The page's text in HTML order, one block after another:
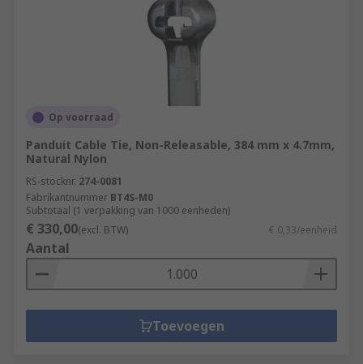
Op voorraad
Panduit Cable Tie, Non-Releasable, 384 mm x 4.7mm,
Natural Nylon
RS-stocknr. 274-0081
Fabrikantnummer BT4S-M0
Subtotaal (1 verpakking van 1000 eenheden)
€ 330,00(excl. BTW) € 0,33/eenheid
Aantal
Toevoegen